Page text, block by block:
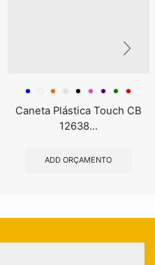
Caneta Plástica Touch CB
12638...
ADD ORÇAMENTO